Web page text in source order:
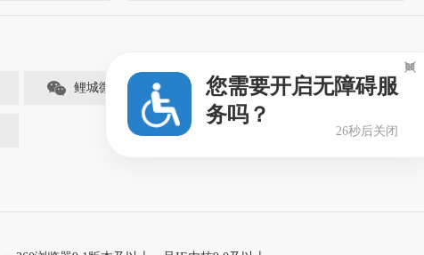
鲤城微事（视频号）
您需要开启无障碍服
务吗？
25秒后关闭
